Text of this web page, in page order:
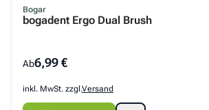
Bogar
bogadent Ergo Dual Brush
Ab6,99 €
inkl. MwSt. zzgl.Versand